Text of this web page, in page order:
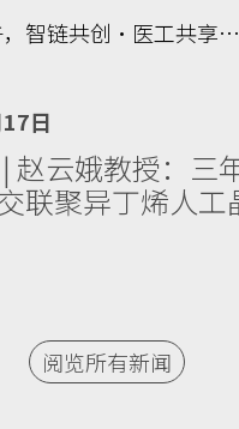
，智链共创·医工共享…
日
赵云娥教授：三
联聚异丁烯人工
阅览所有新闻